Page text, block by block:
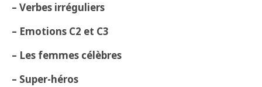
– Verbes irréguliers
– Emotions C2 et C3
– Les femmes célèbres
– Super-héros